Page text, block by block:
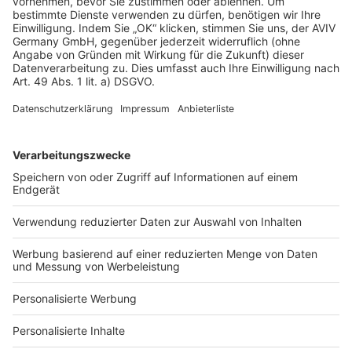
AGB-Übersicht
Datenschutz
Impressum
Services
Bauprojekt-Quiz
Häuser-Suche
Hausanbieter-Suche
Bauprojekt-Profil
Für Unternehmen
Ihre Baufirma auf bauen.de